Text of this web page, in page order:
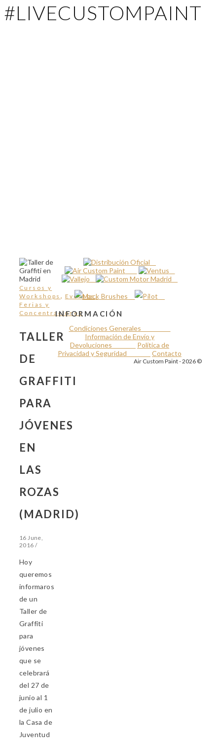
#LIVECUSTOMPAINT
Cursos y
Workshops , Eventos,
Ferias y
Concentraciones
TALLER
DE
GRAFFITI
PARA
JÓVENES
EN
LAS
ROZAS
(MADRID)
16 June,
2016 /
Hoy
queremos
informaros
de un
Taller de
Graffiti
para
jóvenes
que se
celebrará
del 27 de
junio al 1
de julio en
la Casa de
Juventud
INFORMACIÓN
Condiciones Generales
Información de Envío y
Devoluciones
Política de
Privacidad y Seguridad
Contacto
Air Custom Paint - 2026 ©